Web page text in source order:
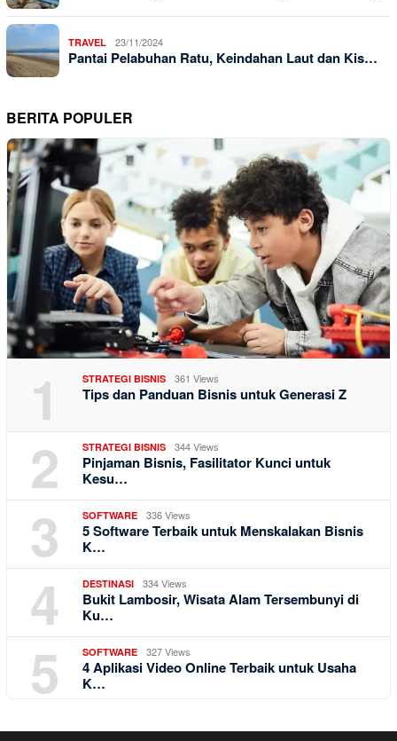
TRAVEL 23/11/2024
Pantai Pelabuhan Ratu, Keindahan Laut dan Kis…
BERITA POPULER
1 STRATEGI BISNIS 361 Views
Tips dan Panduan Bisnis untuk Generasi Z
2 STRATEGI BISNIS 344 Views
Pinjaman Bisnis, Fasilitator Kunci untuk
Kesu…
3 SOFTWARE 336 Views
5 Software Terbaik untuk Menskalakan Bisnis
K…
4 DESTINASI 334 Views
Bukit Lambosir, Wisata Alam Tersembunyi di
Ku…
5 SOFTWARE 327 Views
4 Aplikasi Video Online Terbaik untuk Usaha
K…